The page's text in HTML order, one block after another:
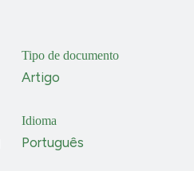
Tipo de documento
Artigo
Idioma
Português